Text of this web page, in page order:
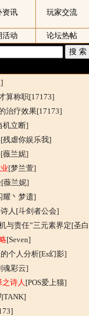
资讯 玩家交流
活动
论坛热帖
算称职[17173]
治疗效果[17173]
机立断]
[残虐你娱乐我]
[薇兰妮]
[梦兰萱]
[薇兰妮]
耀丶梦遗]
人 [斗剑者公会]
与责任”三元素界定[圣
[Seven]
个人分析[Es幻影]
魂彩云]
诗人[POS爱上猫]
TANK]